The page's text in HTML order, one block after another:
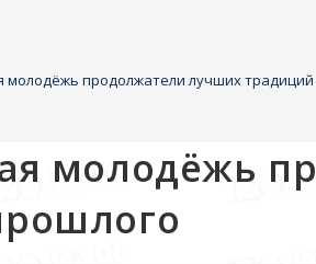
молодёжь продолжатели лучших
молодёжь